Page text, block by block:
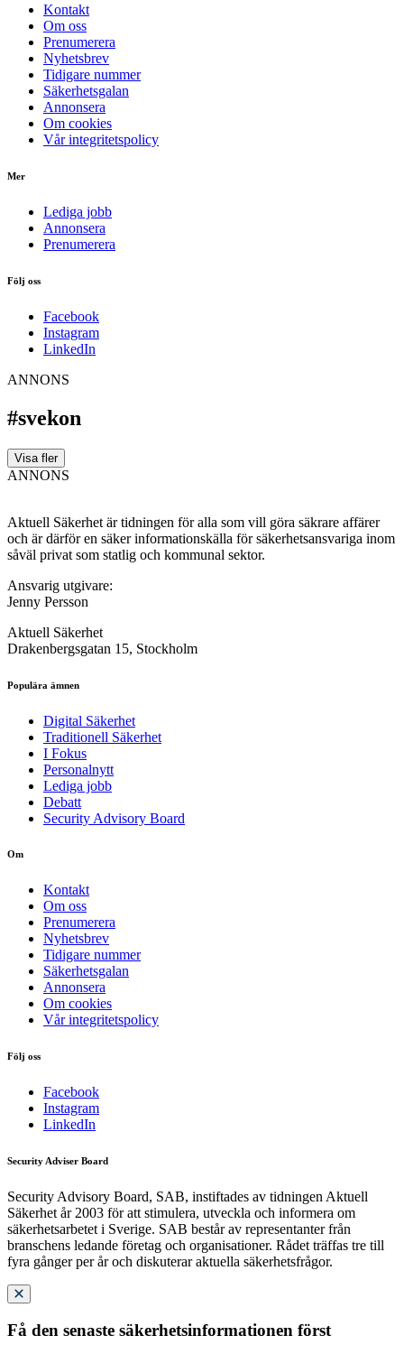
Kontakt
Om oss
Prenumerera
Nyhetsbrev
Tidigare nummer
Säkerhetsgalan
Annonsera
Om cookies
Vår integritetspolicy
Mer
Lediga jobb
Annonsera
Prenumerera
Följ oss
Facebook
Instagram
LinkedIn
ANNONS
#svekon
Visa fler
ANNONS
Aktuell Säkerhet är tidningen för alla som vill göra säkrare affärer
och är därför en säker informationskälla för säkerhets­ansvariga inom
såväl privat som statlig och kommunal sektor.
Ansvarig utgivare:
Jenny Persson
Aktuell Säkerhet
Drakenbergsgatan 15, Stockholm
Populära ämnen
Digital Säkerhet
Traditionell Säkerhet
I Fokus
Personalnytt
Lediga jobb
Debatt
Security Advisory Board
Om
Kontakt
Om oss
Prenumerera
Nyhetsbrev
Tidigare nummer
Säkerhetsgalan
Annonsera
Om cookies
Vår integritetspolicy
Följ oss
Facebook
Instagram
LinkedIn
Security Adviser Board
Security Advisory Board, SAB, instiftades av tidningen Aktuell
Säkerhet år 2003 för att stimulera, utveckla och informera om
säkerhetsarbetet i Sverige. SAB består av representanter från
branschens ledande företag och organisationer. Rådet träffas tre till
fyra gånger per år och diskuterar aktuella säkerhetsfrågor.
Få den senaste säkerhetsinformationen först